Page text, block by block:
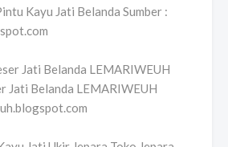
Kayu Jati Belanda Sumber :
Jati Belanda LEMARIWEUH